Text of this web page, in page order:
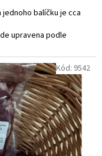
jednoho balíčku je cca
upravena podle
Kód: 9542